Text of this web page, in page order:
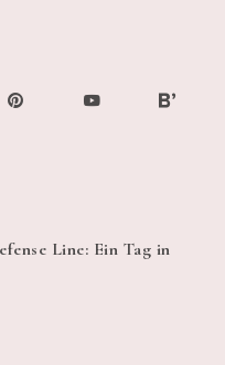
Line: Ein Tag in